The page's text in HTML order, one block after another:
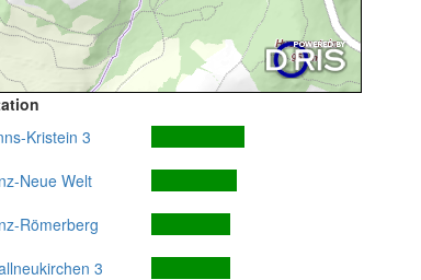
Kristein 3
Neue Welt
Römerberg
3